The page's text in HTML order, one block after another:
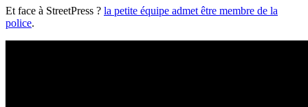
Et face à StreetPress ? la petite équipe admet être membre de la
police.